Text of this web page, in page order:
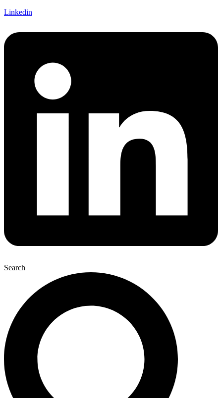
Linkedin
Search